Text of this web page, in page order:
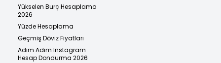
Yükselen Burç Hesaplama
2026
Yüzde Hesaplama
Geçmiş Döviz Fiyatları
Adım Adım Instagram
Hesap Dondurma 2026